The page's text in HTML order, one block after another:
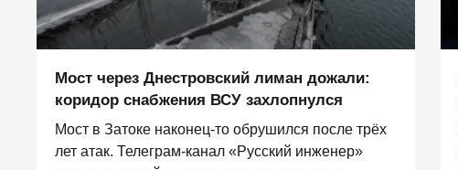
Мост через Днестровский лиман дожали:
коридор снабжения ВСУ захлопнулся
Мост в Затоке наконец-то обрушился после трёх
лет атак. Телеграм-канал «Русский инженер»